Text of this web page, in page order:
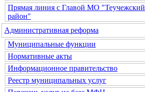
Прямая линия с Главой МО "Теучежский
район"
Административная реформа
Муниципальные функции
Нормативные акты
Информационное правительство
Реестр муниципальных услуг